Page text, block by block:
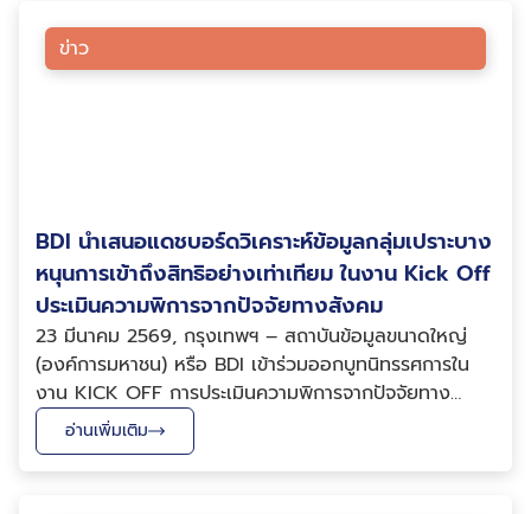
ข่าว
BDI นำเสนอแดชบอร์ดวิเคราะห์ข้อมูลกลุ่มเปราะบาง
หนุนการเข้าถึงสิทธิอย่างเท่าเทียม ในงาน Kick Off
ประเมินความพิการจากปัจจัยทางสังคม
23 มีนาคม 2569, กรุงเทพฯ – สถาบันข้อมูลขนาดใหญ่
(องค์การมหาชน) หรือ BDI เข้าร่วมออกบูทนิทรรศการใน
งาน KICK OFF การประเมินความพิการจากปัจจัยทาง
สังคมหรือพฤติการณ์แวดล้อม ซึ่งจัดขึ้นโดยกรมส่งเสริม
และพัฒนาคุณภาพชีวิตคนพิการ โดยมีนายอัครา พรหมเผ่า
รัฐมนตรีว่าการกระทรวงการพัฒนาสังคมและความมั่นคง
อ่านเพิ่มเติม